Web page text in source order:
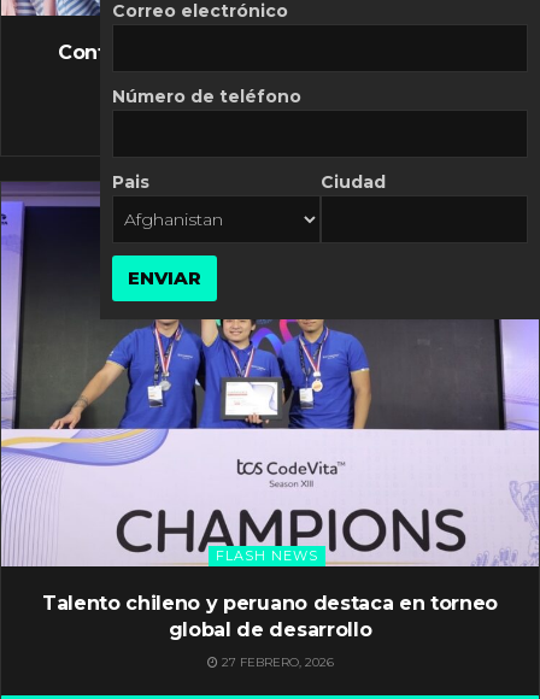
FLASH NEWS
Controversia de Mercado Libre por costos
10 MARZO, 2026
FLASH NEWS
Talento chileno y peruano destaca en torneo
global de desarrollo
27 FEBRERO, 2026
Correo electrónico
Número de teléfono
Pais Ciudad
ENVIAR